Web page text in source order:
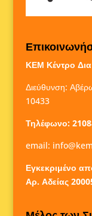
ΚΕΜ Κέντρο
Διεύθυνση:
10433
Τηλέφωνο:
email:
Εγκεκριμένο
Αρ. Αδείας